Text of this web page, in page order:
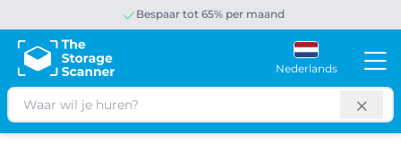
Bespaar tot 65% per maand
Nederlands
Zoeken